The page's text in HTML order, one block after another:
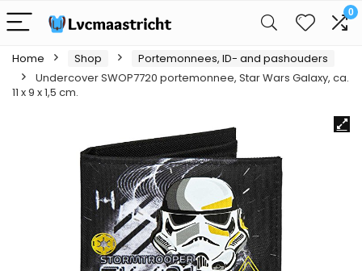
0
Home Shop
Portemonnees, ID- and pashouders
Undercover SWOP7720 portemonnee, Star Wars Galaxy, ca.
11 x 9 x 1,5 cm.